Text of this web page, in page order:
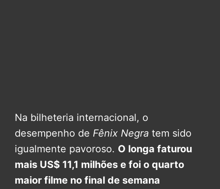
Na bilheteria internacional, o
desempenho de Fênix Negra tem sido
igualmente pavoroso. O longa faturou
mais US$ 11,1 milhões e foi o quarto
maior filme no final de semana